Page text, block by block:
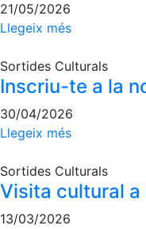
Campionat
Social Pàdel
Quadres
de joc
Quadre
d'Honor
Històric
Campionat
Social
Normativa
21/05/2026
Llegeix més
Sortides Culturals
Inscriu-te a la
30/04/2026
Llegeix més
Sortides Culturals
Visita cultural a
13/03/2026